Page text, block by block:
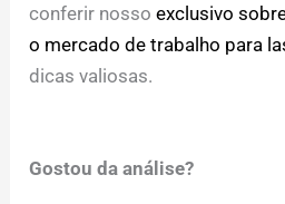
conferir nossoexclusivo
o mercado de trabalho para
dicas valiosas.
Gostou da análise?